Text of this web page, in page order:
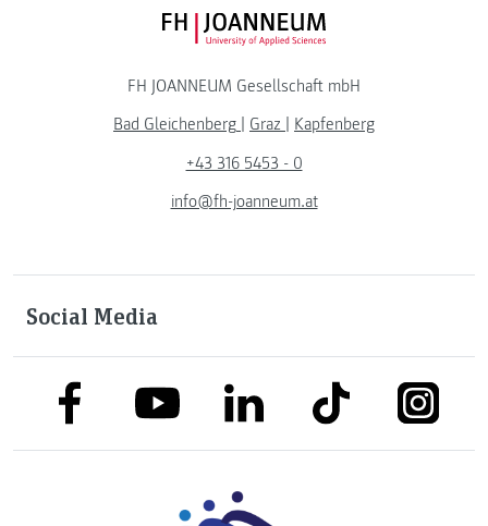
FH JOANNEUM Logo
FH JOANNEUM Gesellschaft mbH
Bad Gleichenberg
Graz
Kapfenberg
+43 316 5453 - 0
info@fh-joanneum.at
Social Media
link to facebooklink to youtubelink to linkedinlink to tiktok